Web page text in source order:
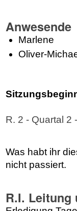
Anwesende
Marlene
Oliver-
R. 2 - Quartal 2
Was habt ihr
nicht passiert.
R.I. Leitung